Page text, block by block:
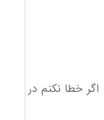
خطا نکنم در